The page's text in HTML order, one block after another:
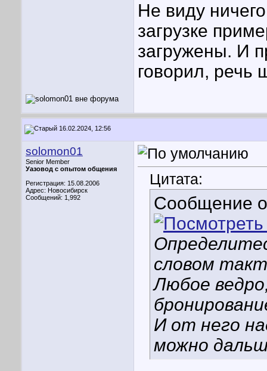
Не виду
загрузке
загружены. И
говорил, речь
16.02.2024, 12:56
solomon01
Senior Member
Уазовод с опытом общения
Регистрация: 15.08.2006
Адрес: Новосибирск
Сообщений: 1,992
Цитата:
Сообщение
словом
Любое
И от него
можно